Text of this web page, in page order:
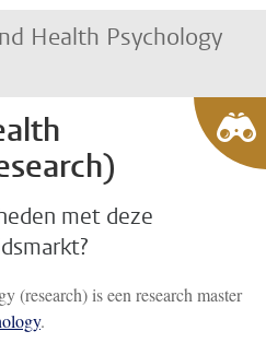
Health Psychology
met deze
(research) is een research master
.